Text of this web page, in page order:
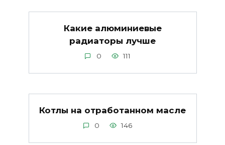
Какие алюминиевые
радиаторы лучше
0 111
Котлы на отработанном масле
0 146